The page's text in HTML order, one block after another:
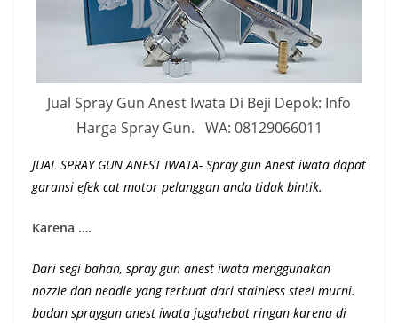
Jual Spray Gun Anest Iwata Di Beji Depok: Info
Harga Spray Gun. WA: 08129066011
JUAL SPRAY GUN ANEST IWATA- Spray gun Anest iwata dapat
garansi efek cat motor pelanggan anda tidak bintik.
Karena ….
Dari segi bahan, spray gun anest iwata menggunakan
nozzle dan neddle yang terbuat dari stainless steel murni.
badan spraygun anest iwata jugahebat ringan karena di